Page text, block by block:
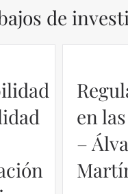
de
en
–